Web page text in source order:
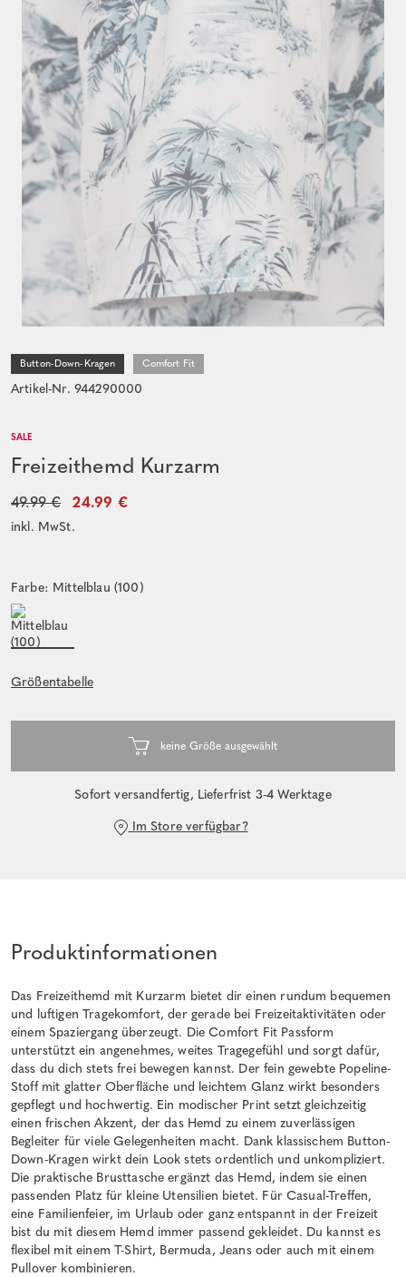
Button-Down-Kragen Comfort Fit
Artikel-Nr. 944290000
SALE
Freizeithemd Kurzarm
49.99 € 24.99 €
inkl. MwSt.
Farbe: Mittelblau (100)
Größentabelle
Sofort versandfertig, Lieferfrist 3-4 Werktage
Im Store verfügbar?
Produktinformationen
Das Freizeithemd mit Kurzarm bietet dir einen rundum bequemen
und luftigen Tragekomfort, der gerade bei Freizeitaktivitäten oder
einem Spaziergang überzeugt. Die Comfort Fit Passform
unterstützt ein angenehmes, weites Tragegefühl und sorgt dafür,
dass du dich stets frei bewegen kannst. Der fein gewebte Popeline-
Stoff mit glatter Oberfläche und leichtem Glanz wirkt besonders
gepflegt und hochwertig. Ein modischer Print setzt gleichzeitig
einen frischen Akzent, der das Hemd zu einem zuverlässigen
Begleiter für viele Gelegenheiten macht. Dank klassischem Button-
Down-Kragen wirkt dein Look stets ordentlich und unkompliziert.
Die praktische Brusttasche ergänzt das Hemd, indem sie einen
passenden Platz für kleine Utensilien bietet. Für Casual-Treffen,
eine Familienfeier, im Urlaub oder ganz entspannt in der Freizeit
bist du mit diesem Hemd immer passend gekleidet. Du kannst es
flexibel mit einem T-Shirt, Bermuda, Jeans oder auch mit einem
Pullover kombinieren.